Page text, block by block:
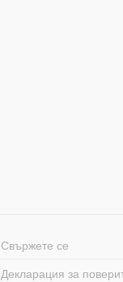
Свържете се
Декларация за